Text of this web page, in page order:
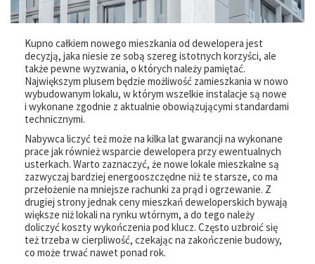
Kupno całkiem nowego mieszkania od dewelopera jest
decyzją, jaka niesie ze sobą szereg istotnych korzyści, ale
także pewne wyzwania, o których należy pamiętać.
Największym plusem będzie możliwość zamieszkania w nowo
wybudowanym lokalu, w którym wszelkie instalacje są nowe
i wykonane zgodnie z aktualnie obowiązującymi standardami
technicznymi.
Nabywca liczyć też może na kilka lat gwarancji na wykonane
prace jak również wsparcie dewelopera przy ewentualnych
usterkach. Warto zaznaczyć, że nowe lokale mieszkalne są
zazwyczaj bardziej energooszczędne niż te starsze, co ma
przełożenie na mniejsze rachunki za prąd i ogrzewanie. Z
drugiej strony jednak ceny mieszkań deweloperskich bywają
większe niż lokali na rynku wtórnym, a do tego należy
doliczyć koszty wykończenia pod klucz. Często uzbroić się
też trzeba w cierpliwość, czekając na zakończenie budowy,
co może trwać nawet ponad rok.